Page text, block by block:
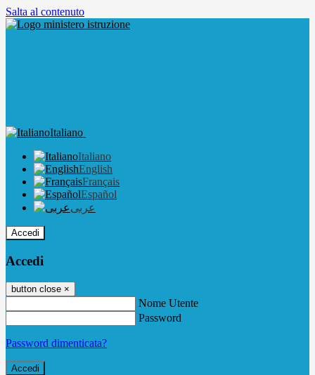
Salta al contenuto
Italiano
Italiano
English
Français
Español
عربى
Accedi
Accedi
button close ×
Nome Utente
Password
Password dimenticata?